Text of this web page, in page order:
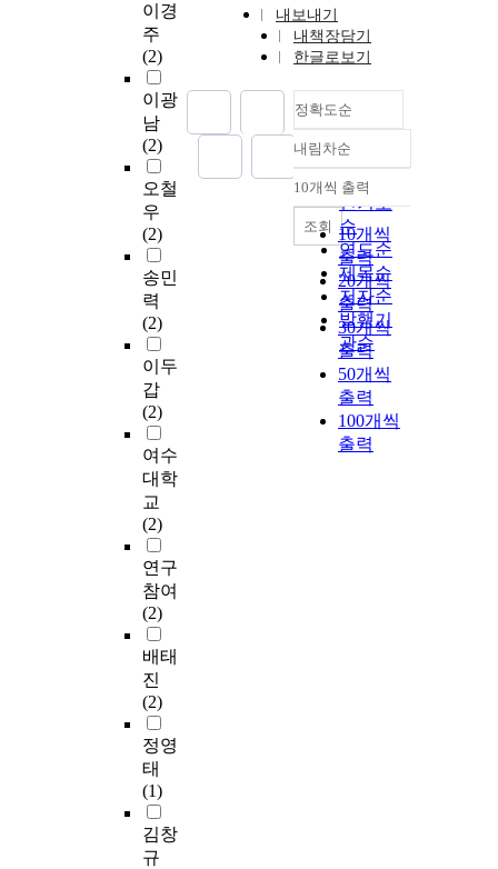
이경
주
(2)
이광
남
(2)
오철
우
(2)
송민
력
(2)
이두
갑
(2)
여수
대학
교
(2)
연구
참여
(2)
배태
진
(2)
정영
태
(1)
김창
규
내보내기
내책장담기
한글로보기
정확도순
정확도
순
인기도
순
연도순
제목순
저자순
발행기
관순
내림차순
내림차순
10개씩 출력
10개씩
출력
20개씩
출력
30개씩
출력
50개씩
출력
100개씩
출력
조회